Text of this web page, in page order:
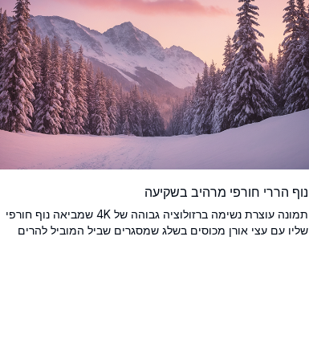
נוף הררי חורפי מרהיב בשקיעה
תמונה עוצרת נשימה ברזולוציה גבוהה של 4K שמביאה נוף חורפי
שליו עם עצי אורן מכוסים בשלג שמסגרים שביל המוביל להרים